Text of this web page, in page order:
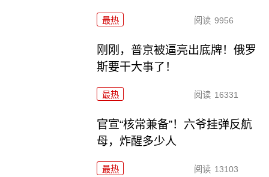
最热 阅读 9956
刚刚，普京被逼亮出底牌！俄罗
斯要干大事了！
最热 阅读 16331
官宣“核常兼备”！六爷挂弹反航
母，炸醒多少人
最热 阅读 13103